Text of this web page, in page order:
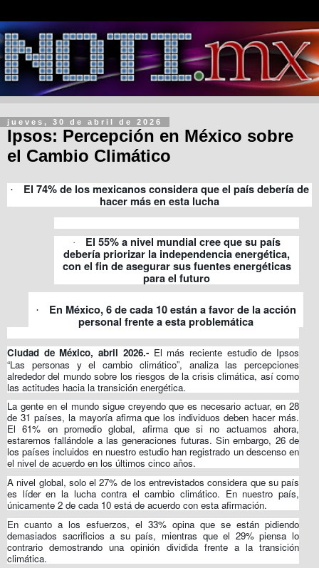
jueves, 30 de abril de 2026
Ipsos: Percepción en México sobre
el Cambio Climático
·
El 74% de los mexicanos considera que el país debería de
hacer más en esta lucha
·
El 55% a nivel mundial cree que su país
debería priorizar la independencia energética,
con el fin de asegurar sus fuentes energéticas
para el futuro
·
En México, 6 de cada 10 están a favor de la acción
personal frente a esta problemática
Ciudad de México, abril 2026.-El más reciente estudio de Ipsos
“Las personas y el cambio climático”, analiza las percepciones
alrededor del mundo sobre los riesgos de la crisis climática, así como
las actitudes hacia la transición energética.
La gente en el mundo sigue creyendo que es necesario actuar, en 28
de 31 países, la mayoría afirma que los individuos deben hacer más.
El 61% en promedio global, afirma que si no actuamos ahora,
estaremos fallándole a las generaciones futuras. Sin embargo, 26 de
los países incluidos en nuestro estudio han registrado un descenso en
el nivel de acuerdo en los últimos cinco años.
A nivel global, solo el 27% de los entrevistados considera que su país
es líder en la lucha contra el cambio climático. En nuestro país,
únicamente 2 de cada 10 está de acuerdo con esta afirmación.
En cuanto a los esfuerzos, el 33% opina que se están pidiendo
demasiados sacrificios a su país, mientras que el 29% piensa lo
contrario demostrando una opinión dividida frente a la transición
climática.